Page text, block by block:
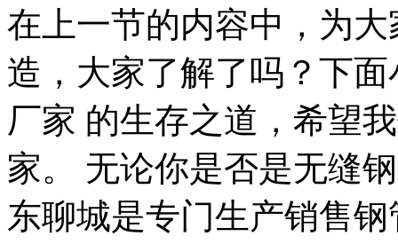
在上一节的内容中，为
造，大家了解了吗？下
厂家 的生存之道，希望
家。 无论你是否是无缝
东聊城是专门生产销售